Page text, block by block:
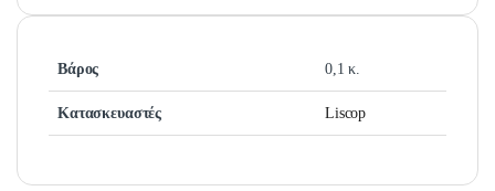
Βάρος 0,1 κ.
Κατασκευαστές Liscop